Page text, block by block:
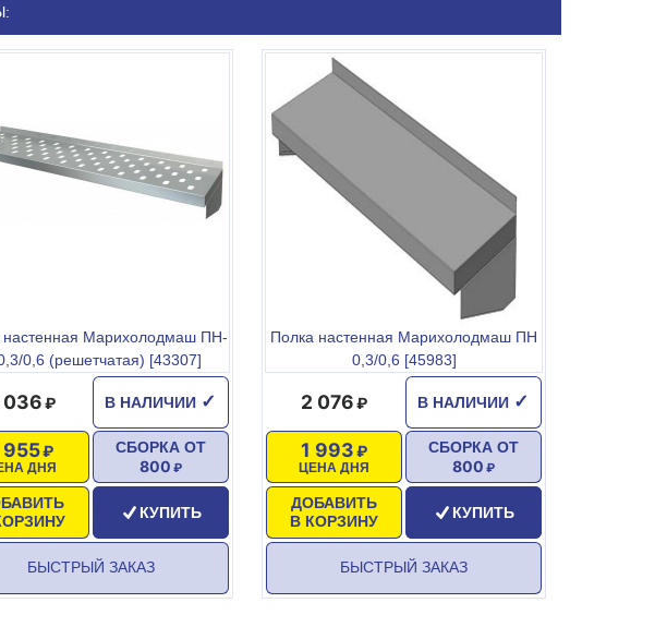
настенная Марихолодмаш ПН-
0,6 (решетчатая) [43307]
В НАЛИЧИИ ✓
036
ДНЯ
955 СБОРКА ОТ
800
КУПИТЬ
БЫСТРЫЙ ЗАКАЗ
Полка настенная Марихолодмаш ПН
0,3/0,6 [45983]
В НАЛИЧИИ ✓
2 076
ЦЕНА ДНЯ
1 993
ДОБАВИТЬ
В КОРЗИНУ
СБОРКА ОТ
800
КУПИТЬ
БЫСТРЫЙ ЗАКАЗ